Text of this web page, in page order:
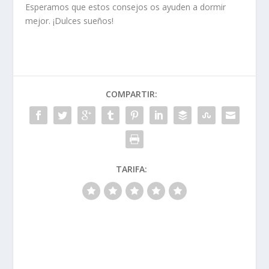
Esperamos que estos consejos os ayuden a dormir
mejor. ¡Dulces sueños!
COMPARTIR:
TARIFA: